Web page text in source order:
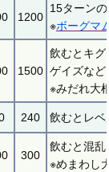
1200
15ターン
※ボーグマ
1500
飲むとキグ
ゲイズなど
※みだれ大
240 飲むとレベ
300
飲むと混乱
※めまわし